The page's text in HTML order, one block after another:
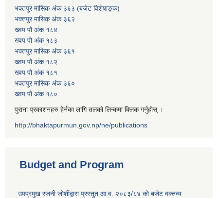
भक्तपुर मासिक अंक ३६३ (बजेट विशेषाङ्क)
भक्तपुर मासिक अंक ३६२
ख्वप पौ अंक १८४
ख्वप पौ अंक १८३
भक्तपुर मासिक अंक ३६१
ख्वप पौ अंक १८२
ख्वप पौ अंक १८१
भक्तपुर मासिक अंक ३६०
ख्वप पौ अंक १८०
पुराना प्रकाशनहरु हेर्नका लागि तलको लिन्कमा क्लिक गर्नुहोस् ।
http://bhaktapurmun.gov.np/ne/publications
Budget and Program
उपप्रमुख रजनी जोशीद्वारा प्रस्तुत आ.व. २०८३/८४ को बजेट वक्तव्य